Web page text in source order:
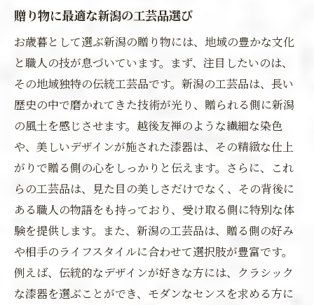
贈り物に最適な新潟の工芸品選び
お歳暮として選ぶ新潟の贈り物には、地域の豊かな文化
と職人の技が息づいています。まず、注目したいのは、
その地域独特の伝統工芸品です。新潟の工芸品は、長い
歴史の中で磨かれてきた技術が光り、贈られる側に新潟
の風土を感じさせます。越後友禅のような繊細な染色
や、美しいデザインが施された漆器は、その精緻な仕上
がりで贈る側の心をしっかりと伝えます。さらに、これ
らの工芸品は、見た目の美しさだけでなく、その背後に
ある職人の物語をも持っており、受け取る側に特別な体
験を提供します。また、新潟の工芸品は、贈る側の好み
や相手のライフスタイルに合わせて選択肢が豊富です。
例えば、伝統的なデザインが好きな方には、クラシック
な漆器を選ぶことができ、モダンなセンスを求める方に